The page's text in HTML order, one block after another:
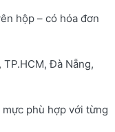
hộp – có hóa đơn
Đà Nẵng,
phù hợp với từng